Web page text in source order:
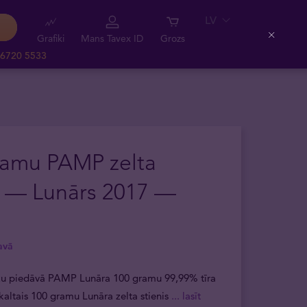
5533
Grafiki Mans Tavex ID Grozs
LV
PAMP zelta
— Lunārs 2017 —
piedāvā PAMP Lunāra 100 gramu 99,99% tīra
100 gramu Lunāra zelta stienis ... lasīt
Close